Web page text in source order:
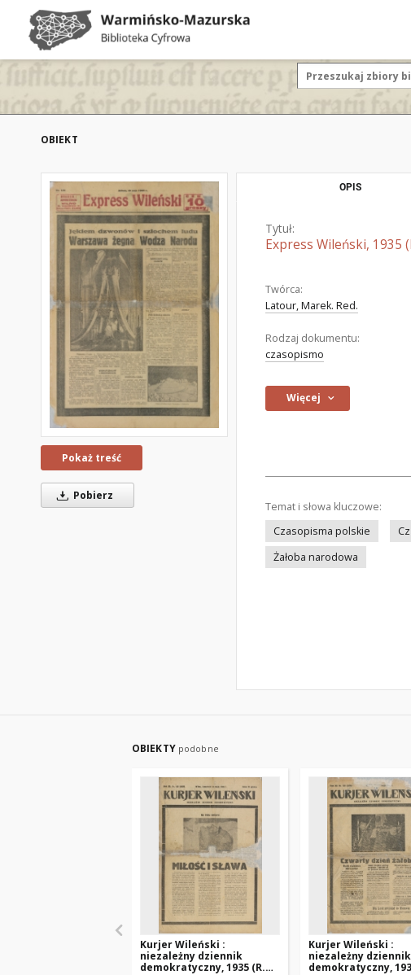
OBIEKT
Pokaż treść
Pobierz
OPIS
Tytuł:
Express Wileński, 1935
Twórca:
Latour, Marek. Red.
Rodzaj dokumentu:
czasopismo
Więcej
Temat i słowa kluczowe:
Czasopisma polskie
Żałoba narodowa
OBIEKTY podobne
Kurjer Wileński :
niezależny dziennik
demokratyczny, 1935 (R.
Kurjer Wileński :
niezależny dziennik
demokratyczny,